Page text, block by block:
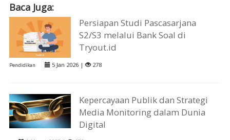
Baca Juga:
Persiapan Studi Pascasarjana
S2/S3 melalui Bank Soal di
Tryout.id
Pendidikan 5 Jan 2026 | 278
Kepercayaan Publik dan Strategi
Media Monitoring dalam Dunia
Digital